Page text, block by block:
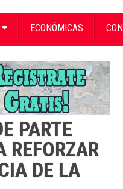
ECONÓMICAS
PARTE
REFORZAR
DE LA